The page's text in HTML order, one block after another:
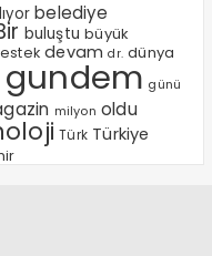
belediye
buluştu büyük
devam dr. dünya
gundem günü
milyon oldu
Türk Türkiye